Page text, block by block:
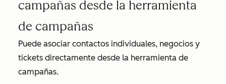
campañas desde la herramienta
de campañas
Puede asociar contactos individuales, negocios y
tickets directamente desde la herramienta de
campañas.